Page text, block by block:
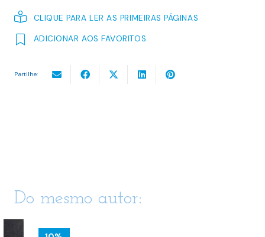
CLIQUE PARA LER AS PRIMEIRAS PÁGINAS
ADICIONAR AOS FAVORITOS
Partilhe:
Do mesmo autor: